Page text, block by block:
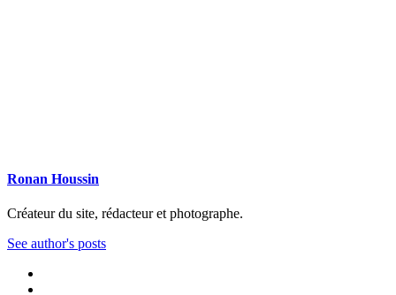
Ronan Houssin
Créateur du site, rédacteur et photographe.
See author's posts